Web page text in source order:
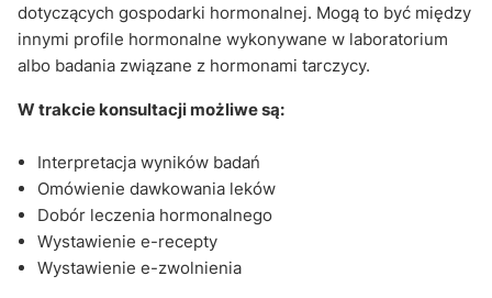
dotyczących gospodarki hormonalnej. Mogą to być między
innymi profile hormonalne wykonywane w laboratorium
albo badania związane z hormonami tarczycy.
W trakcie konsultacji możliwe są:
Interpretacja wyników badań
Omówienie dawkowania leków
Dobór leczenia hormonalnego
Wystawienie e-recepty
Wystawienie e-zwolnienia